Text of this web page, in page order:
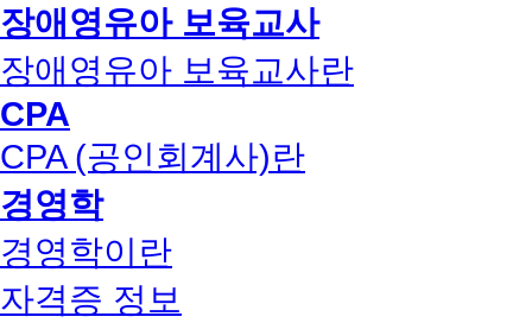
장애영유아 보육교사
장애영유아 보육교사란
CPA
CPA (공인회계사)란
경영학
경영학이란
자격증 정보